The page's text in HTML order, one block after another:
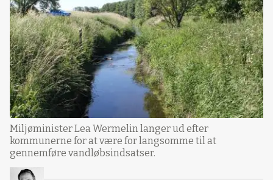
Miljøminister Lea Wermelin langer ud efter
kommunerne for at være for langsomme til at
gennemføre vandløbsindsatser.